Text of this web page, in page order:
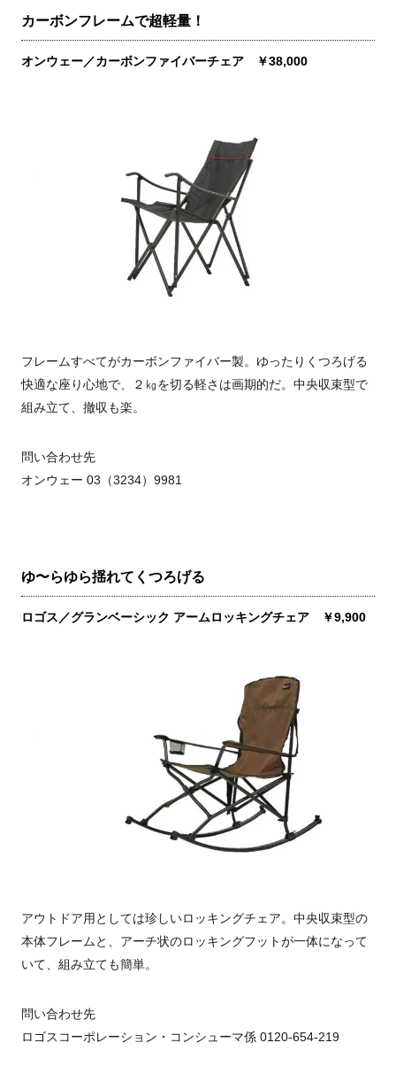
カーボンフレームで超軽量！
オンウェー／カーボンファイバーチェア ￥38,000
フレームすべてがカーボンファイバー製。ゆったりくつろげる
快適な座り心地で、２㎏を切る軽さは画期的だ。中央収束型で
組み立て、撤収も楽。
問い合わせ先
オンウェー 03（3234）9981
ゆ〜らゆら揺れてくつろげる
ロゴス／グランベーシック アームロッキングチェア ￥9,900
アウトドア用としては珍しいロッキングチェア。中央収束型の
本体フレームと、アーチ状のロッキングフットが一体になって
いて、組み立ても簡単。
問い合わせ先
ロゴスコーポレーション・コンシューマ係 0120-654-219